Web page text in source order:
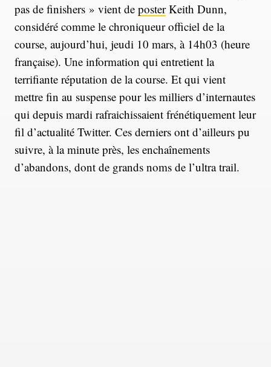
pas de finishers » vient de posterKeith Dunn,
considéré comme le chroniqueur officiel de la
course, aujourd’hui, jeudi 10 mars, à 14h03 (heure
française). Une information qui entretient la
terrifiante réputation de la course. Et qui vient
mettre fin au suspense pour les milliers d’internautes
qui depuis mardi rafraichissaient frénétiquement leur
fil d’actualité Twitter. Ces derniers ont d’ailleurs pu
suivre, à la minute près, les enchaînements
d’abandons, dont de grands noms de l’ultra trail.